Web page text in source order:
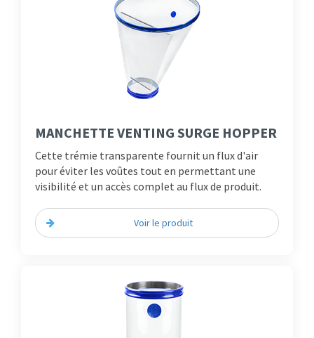
MANCHETTE VENTING SURGE HOPPER
Cette trémie transparente fournit un flux d'air
pour éviter les voûtes tout en permettant une
visibilité et un accès complet au flux de produit.
Voir le produit